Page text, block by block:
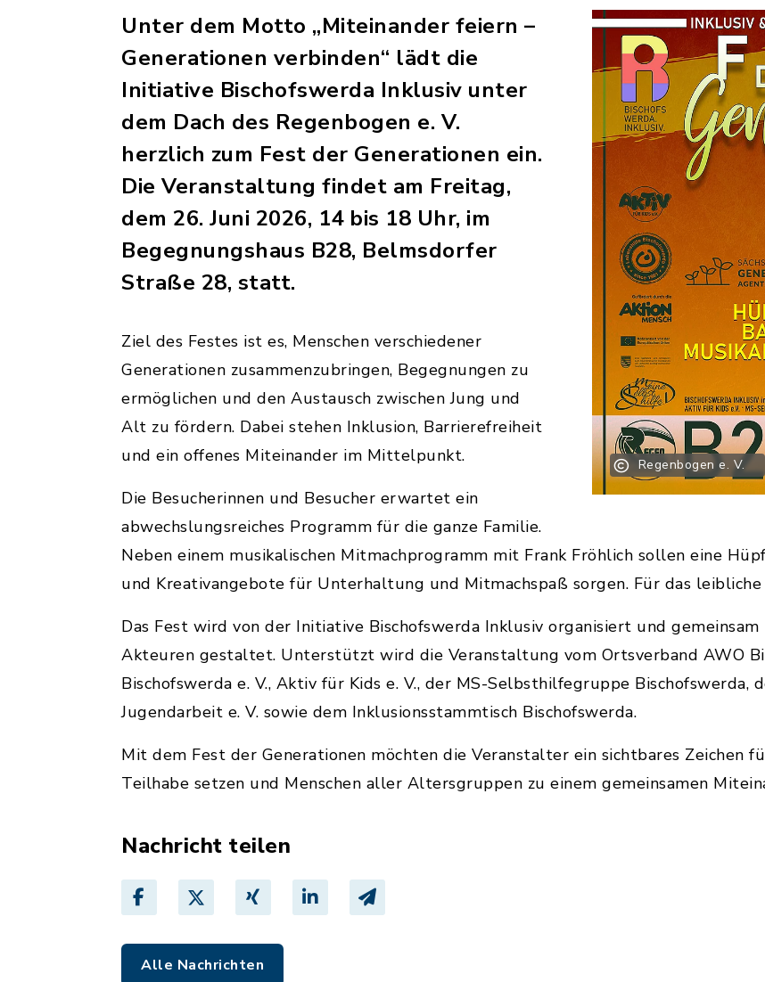
Regenbogen e. V.
Unter dem Motto „Miteinander feiern –
Generationen verbinden“ lädt die
Initiative Bischofswerda Inklusiv unter
dem Dach des Regenbogen e. V.
herzlich zum Fest der Generationen ein.
Die Veranstaltung findet am Freitag,
dem 26. Juni 2026, 14 bis 18 Uhr, im
Begegnungshaus B28, Belmsdorfer
Straße 28, statt.
Ziel des Festes ist es, Menschen verschiedener
Generationen zusammenzubringen, Begegnungen zu
ermöglichen und den Austausch zwischen Jung und
Alt zu fördern. Dabei stehen Inklusion, Barrierefreiheit
und ein offenes Miteinander im Mittelpunkt.
Die Besucherinnen und Besucher erwartet ein
abwechslungsreiches Programm für die ganze Familie.
Neben einem musikalischen Mitmachprogramm mit Frank Fröhlich sollen eine
und Kreativangebote für Unterhaltung und Mitmachspaß sorgen. Für das
Das Fest wird von der Initiative Bischofswerda Inklusiv organisiert und
Akteuren gestaltet. Unterstützt wird die Veranstaltung vom Ortsverband AWO
Bischofswerda e. V., Aktiv für Kids e. V., der MS-Selbsthilfe­gruppe
Jugendarbeit e. V. sowie dem Inklusionsstammtisch Bischofswerda.
Mit dem Fest der Generationen möchten die Veranstalter ein sichtbares Zeichen
Teilhabe setzen und Menschen aller Altersgruppen zu einem gemeinsamen
Nachricht teilen
Alle Nachrichten